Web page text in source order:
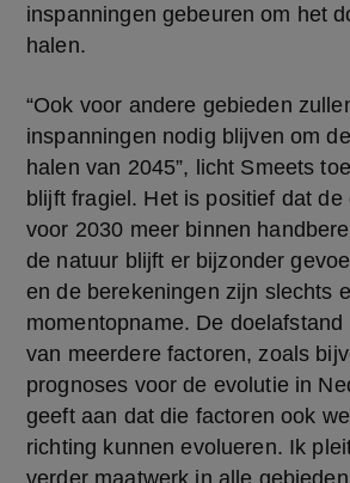
inspanningen gebeuren om het
halen.
“Ook voor andere gebieden
inspanningen nodig blijven om
halen van 2045”, licht Smeets
blijft fragiel. Het is positief dat de
voor 2030 meer binnen
de natuur blijft er bijzonder
en de berekeningen zijn slechts
momentopname. De
van meerdere factoren, zoals
prognoses voor de evolutie in
geeft aan dat die factoren ook
richting kunnen evolueren. Ik
verder maatwerk in alle